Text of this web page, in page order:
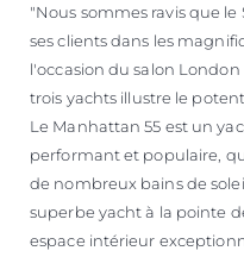
"Nous sommes ravis que
ses clients dans les
l'occasion du salon
trois yachts illustre le
Le Manhattan 55 est un
performant et populaire,
de nombreux bains de
superbe yacht à la pointe
espace intérieur